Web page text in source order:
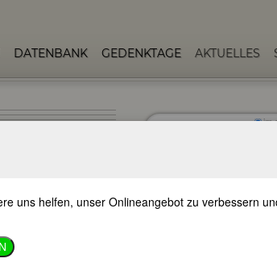
DATENBANK GEDENKTAGE AKTUELLES
im
uns helfen, unser Onlineangebot zu verbessern